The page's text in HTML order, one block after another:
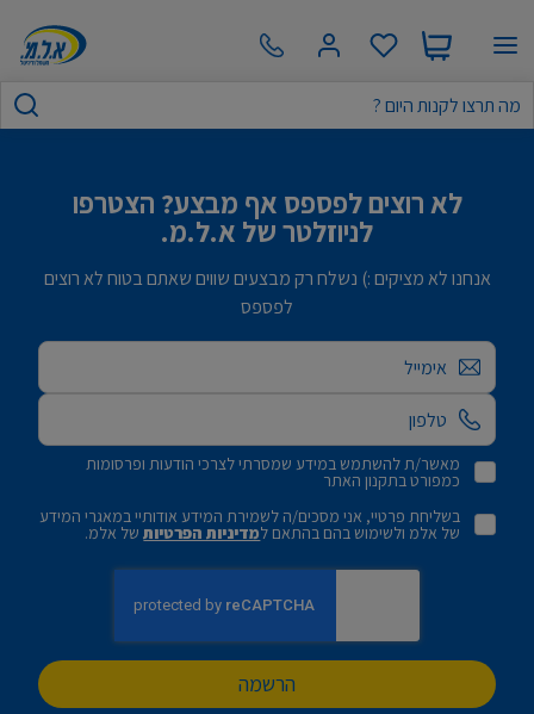
לא רוצים לפספס אף מבצע? הצטרפו
לניוזלטר של א.ל.מ.
אנחנו לא מציקים :) נשלח רק מבצעים שווים שאתם בטוח לא רוצים
לפספס
אימייל
מאשר/ת להשתמש במידע שמסרתי לצרכי הודעות ופרסומות
כמפורט בתקנון האתר
בשליחת פרטיי, אני מסכים/ה לשמירת המידע אודותיי במאגרי המידע
של אלמ ולשימוש בהם בהתאם למדיניות הפרטיותשל אלמ.
הרשמה